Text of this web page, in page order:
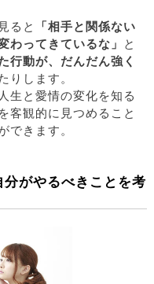
ると
「相手と関係ない
わってきているな」
と
行動が、だんだん強く
りします。
生と愛情の変化を知る
客観的に見つめること
できます。
がやるべきことを考